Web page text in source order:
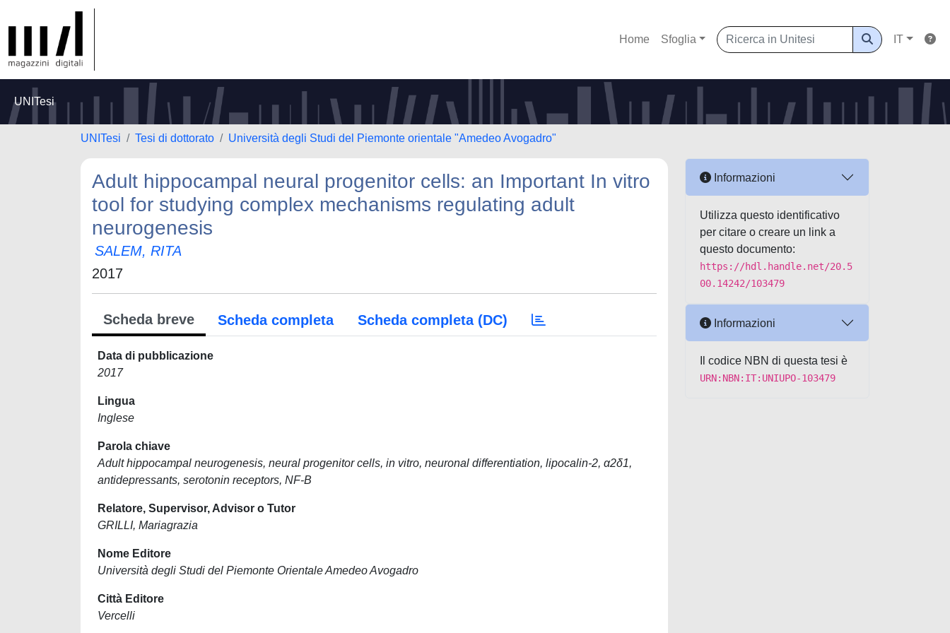
Home Sfoglia IT
UNITesi
UNITesi Tesi di dottorato Università degli Studi del Piemonte orientale "Amedeo Avogadro"
Adult hippocampal neural progenitor cells: an Important In vitro
tool for studying complex mechanisms regulating adult
neurogenesis
SALEM, RITA
2017
Scheda breve Scheda completa Scheda completa (DC)
Data di pubblicazione
2017
Lingua
Inglese
Parola chiave
Adult hippocampal neurogenesis, neural progenitor cells, in vitro, neuronal differentiation, lipocalin-2, α2δ1,
antidepressants, serotonin receptors, NF-B
Relatore, Supervisor, Advisor o Tutor
GRILLI, Mariagrazia
Nome Editore
Università degli Studi del Piemonte Orientale Amedeo Avogadro
Città Editore
Vercelli
Informazioni
Utilizza questo identificativo
per citare o creare un link a
questo documento:
https://hdl.handle.net/20.5
00.14242/103479
Informazioni
Il codice NBN di questa tesi è
URN:NBN:IT:UNIUPO-103479